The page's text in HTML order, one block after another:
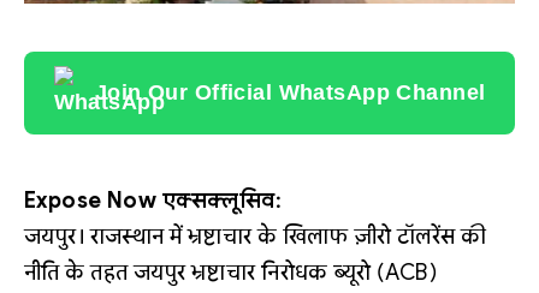
Join Our Official WhatsApp Channel
Expose Now एक्सक्लूसिव:
जयपुर। राजस्थान में भ्रष्टाचार के खिलाफ ज़ीरो टॉलरेंस की
नीति के तहत जयपुर भ्रष्टाचार निरोधक ब्यूरो (ACB)